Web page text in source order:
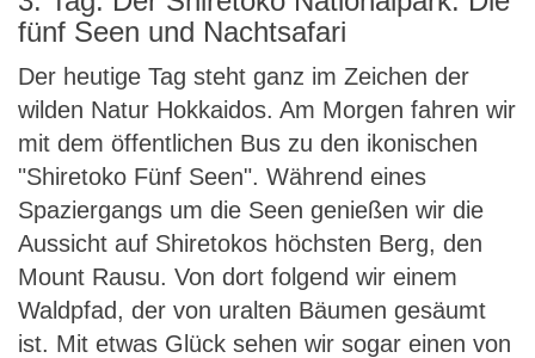
fünf Seen und Nachtsafari
Der heutige Tag steht ganz im Zeichen der
wilden Natur Hokkaidos. Am Morgen fahren wir
mit dem öffentlichen Bus zu den ikonischen
"Shiretoko Fünf Seen". Während eines
Spaziergangs um die Seen genießen wir die
Aussicht auf Shiretokos höchsten Berg, den
Mount Rausu. Von dort folgend wir einem
Waldpfad, der von uralten Bäumen gesäumt
ist. Mit etwas Glück sehen wir sogar einen von